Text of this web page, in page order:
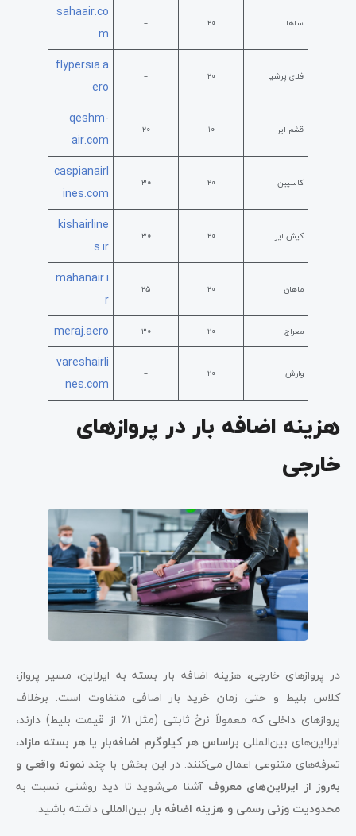
ساها ۲۰ –
sahaair.co
m
فلای پرشیا ۲۰ –
flypersia.a
ero
قشم ایر ۱۰ ۲۰
qeshm-
air.com
کاسپین ۲۰ ۳۰
caspianairl
ines.com
کیش ایر ۲۰ ۳۰
kishairline
s.ir
ماهان ۲۰ ۲۵
mahanair.i
r
معراج ۲۰ ۳۰ meraj.aero
وارش ۲۰ –
vareshairli
nes.com
هزینه اضافه بار در پروازهای
خارجی
در پروازهای خارجی، هزینه اضافه بار بسته به ایرلاین، مسیر پرواز،
کلاس بلیط و حتی زمان خرید بار اضافی متفاوت است. برخلاف
پروازهای داخلی که معمولاً نرخ ثابتی (مثل ۱٪ از قیمت بلیط) دارند،
ایرلاین‌های بین‌المللی براساس هر کیلوگرم اضافه‌بار یا هر بسته مازاد،
تعرفه‌های متنوعی اعمال می‌کنند. در این بخش با چند نمونه واقعی و
به‌روز از ایرلاین‌های معروف آشنا می‌شوید تا دید روشنی نسبت به
محدودیت وزنی رسمی و هزینه اضافه بار بین‌المللی داشته باشید: